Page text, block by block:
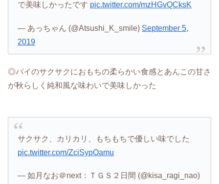
で美味しかったです pic.twitter.com/mzHGvQCksK
— あっちゃん (@Atsushi_K_smile) September 5,
2019
◎パイのサクサクにおもちの柔らかい食感とあんこの甘さ
が秋らしく純和風な味わいで美味しかった
サクサク、カリカリ、もちもちで優しい味でした
pic.twitter.com/ZciSypOamu
— 如月なお＠next：ＴＧＳ２日間 (@kisa_ragi_nao)